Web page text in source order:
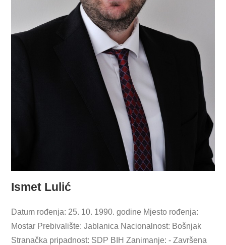
Ismet Lulić
Datum rođenja: 25. 10. 1990. godine Mjesto rođenja:
Mostar Prebivalište: Jablanica Nacionalnost: Bošnjak
Stranačka pripadnost: SDP BIH Zanimanje: - Završena